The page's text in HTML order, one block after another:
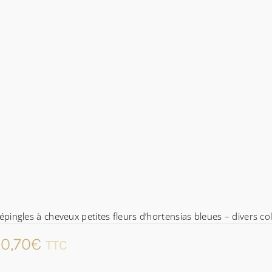
à cheveux petites fleurs d’hortensias bleues – divers
€ TTC